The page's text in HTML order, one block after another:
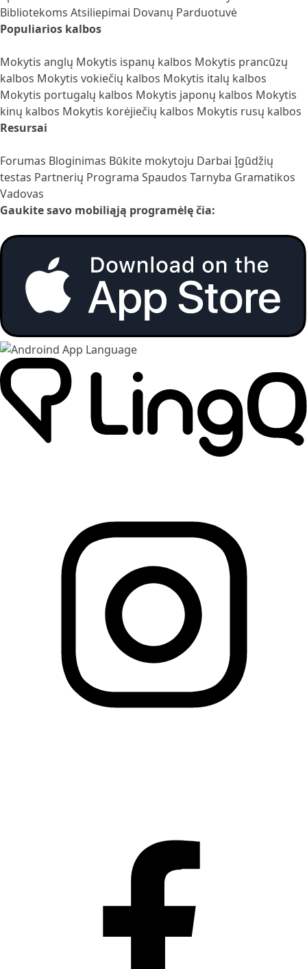
Bibliotekoms Atsiliepimai Dovanų Parduotuvė
Populiarios kalbos
Mokytis anglų Mokytis ispanų kalbos Mokytis prancūzų
kalbos Mokytis vokiečių kalbos Mokytis italų kalbos
Mokytis portugalų kalbos Mokytis japonų kalbos Mokytis
kinų kalbos Mokytis korėjiečių kalbos Mokytis rusų kalbos
Resursai
Forumas Bloginimas Būkite mokytoju Darbai Įgūdžių
testas Partnerių Programa Spaudos Tarnyba Gramatikos
Vadovas
Gaukite savo mobiliąją programėlę čia: